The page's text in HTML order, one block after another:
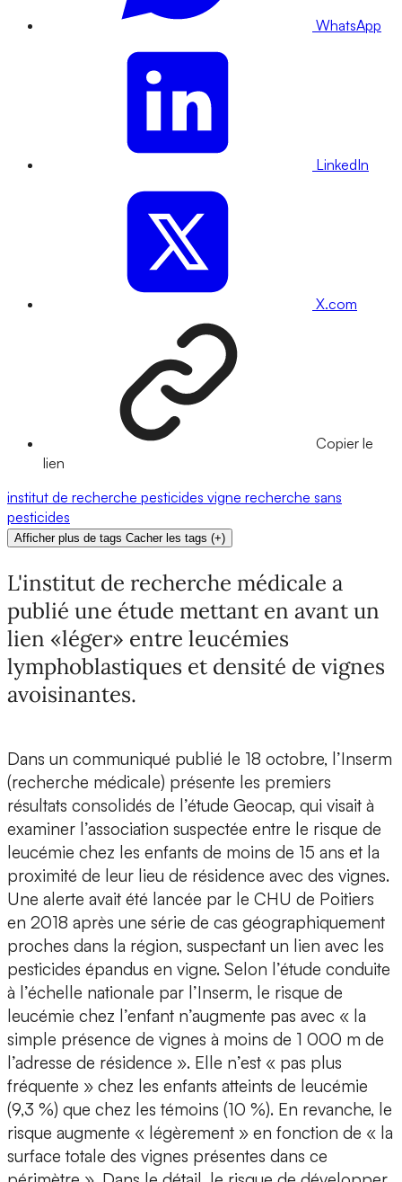
WhatsApp
LinkedIn
X.com
Copier le
lien
institut de recherche pesticides vigne recherche sans
pesticides
Afficher plus de tags Cacher les tags (+)
L'institut de recherche médicale a
publié une étude mettant en avant un
lien «léger» entre leucémies
lymphoblastiques et densité de vignes
avoisinantes.
Dans un communiqué publié le 18 octobre, l’Inserm
(recherche médicale) présente les premiers
résultats consolidés de l’étude Geocap, qui visait à
examiner l’association suspectée entre le risque de
leucémie chez les enfants de moins de 15 ans et la
proximité de leur lieu de résidence avec des vignes.
Une alerte avait été lancée par le CHU de Poitiers
en 2018 après une série de cas géographiquement
proches dans la région, suspectant un lien avec les
pesticides épandus en vigne. Selon l’étude conduite
à l’échelle nationale par l’Inserm, le risque de
leucémie chez l’enfant n’augmente pas avec « la
simple présence de vignes à moins de 1 000 m de
l’adresse de résidence ». Elle n’est « pas plus
fréquente » chez les enfants atteints de leucémie
(9,3 %) que chez les témoins (10 %). En revanche, le
risque augmente « légèrement » en fonction de « la
surface totale des vignes présentes dans ce